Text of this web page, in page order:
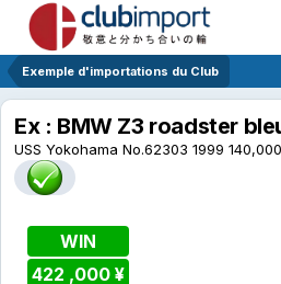
Exemple d'importations du Club
Ex : BMW Z3 roadster
USS Yokohama No.62303 1999
WIN
422 ,000 ¥